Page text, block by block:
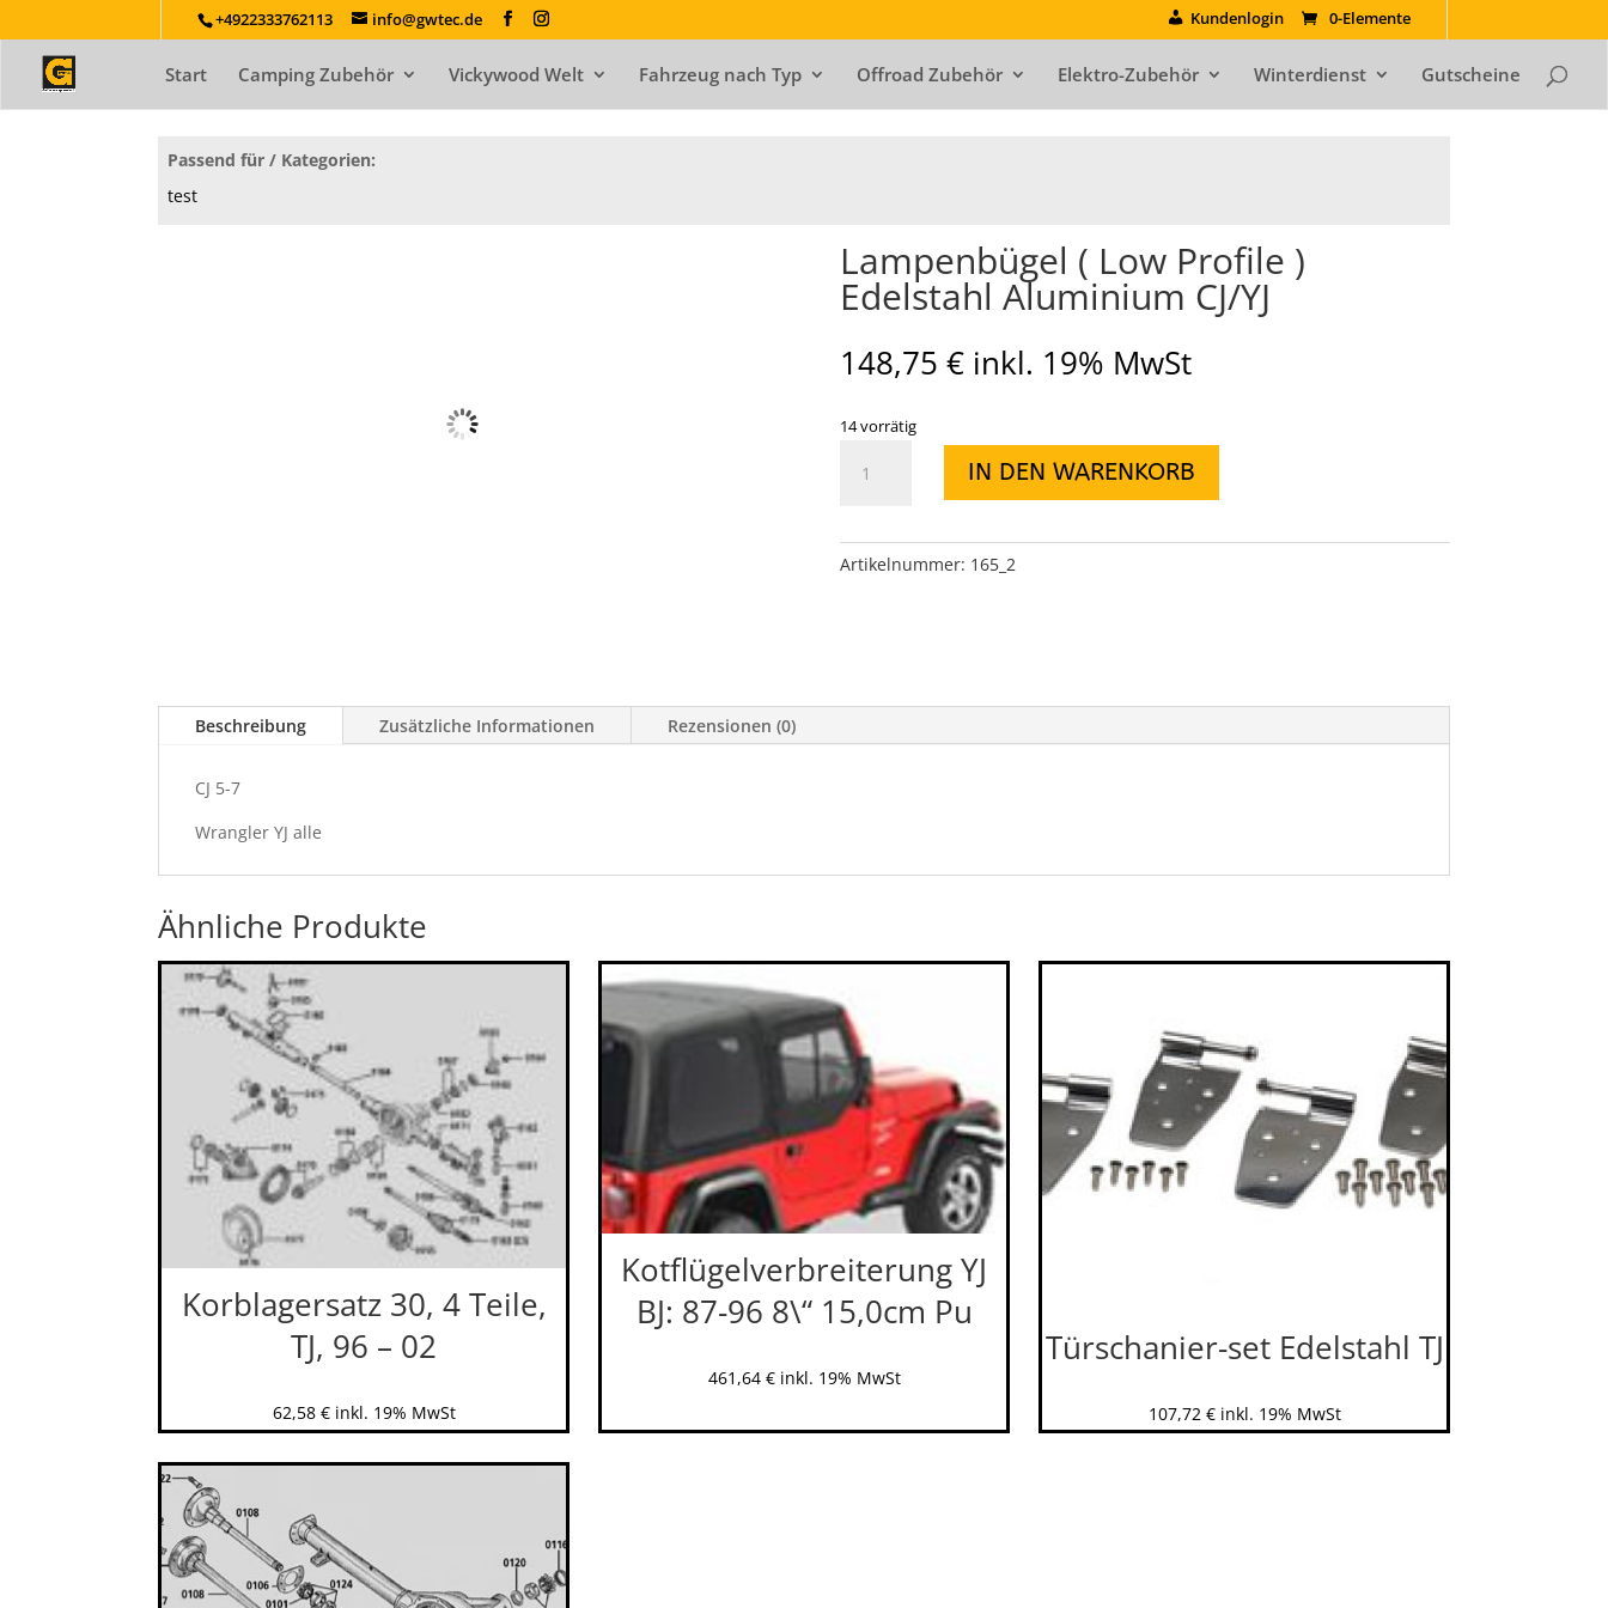
+4922333762113 info@gwtec.de Kundenlogin 0-Elemente
Start Camping Zubehör Vickywood Welt Fahrzeug nach Typ Offroad Zubehör Elektro-Zubehör Winterdienst Gutscheine
Passend für / Kategorien:
test
Lampenbügel ( Low Profile )
Edelstahl Aluminium CJ/YJ
148,75 € inkl. 19% MwSt
14 vorrätig
Lampenbügel
)
IN DEN WARENKORB
Artikelnummer: 165_2
Beschreibung Zusätzliche Informationen Rezensionen (0)
CJ 5-7
Wrangler YJ alle
Ähnliche Produkte
Korblagersatz 30, 4 Teile,
TJ, 96 – 02
62,58 € inkl. 19% MwSt
Kotflügelverbreiterung YJ
BJ: 87-96 8\“ 15,0cm Pu
461,64 € inkl. 19% MwSt
Türschanier-set Edelstahl TJ
107,72 € inkl. 19% MwSt